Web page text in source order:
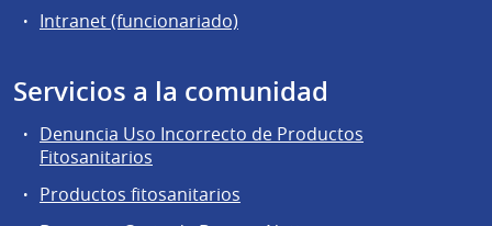
Intranet (funcionariado)
Servicios a la comunidad
Denuncia Uso Incorrecto de Productos
Fitosanitarios
Productos fitosanitarios